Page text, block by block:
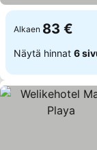
Alkaen 83 €
Näytä hinnat 6